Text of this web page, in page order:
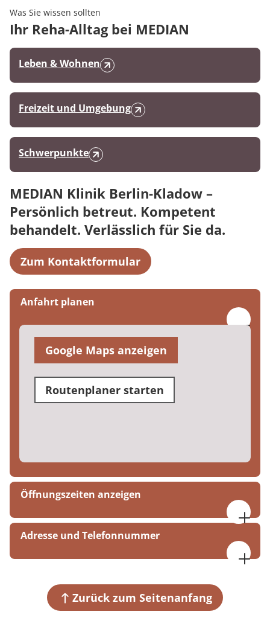
Was Sie wissen sollten
Ihr Reha-Alltag bei MEDIAN
Leben & Wohnen
Freizeit und Umgebung
Schwerpunkte
MEDIAN Klinik Berlin-Kladow –
Persönlich betreut. Kompetent
behandelt. Verlässlich für Sie da.
Zum Kontaktformular
Anfahrt planen
Google Maps anzeigen
Routenplaner starten
Öffnungszeiten anzeigen
Montag bis Freitag
06:30 bis 21:00 Uhr
09:30 bis 17:30 Uhr
Adresse und Telefonnummer
14089 Berlin-KladowZurück zum Seitenanfang